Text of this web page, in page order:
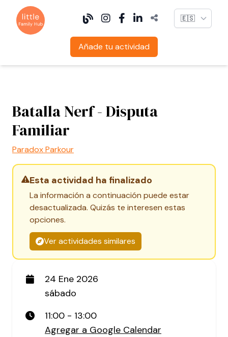
Language
Añade tu actividad
Batalla Nerf - Disputa
Familiar
Paradox Parkour
Esta actividad ha finalizado
La información a continuación puede estar
desactualizada. Quizás te interesen estas
opciones.
Ver actividades similares
24 Ene 2026
sábado
11:00 - 13:00
Agregar a Google Calendar